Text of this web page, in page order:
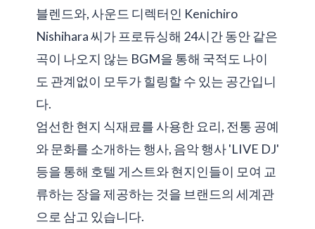
블렌드와, 사운드 디렉터인 Kenichiro
Nishihara 씨가 프로듀싱해 24시간 동안 같은
곡이 나오지 않는 BGM을 통해 국적도 나이
도 관계없이 모두가 힐링할 수 있는 공간입니
다.
엄선한 현지 식재료를 사용한 요리, 전통 공예
와 문화를 소개하는 행사, 음악 행사 'LIVE DJ'
등을 통해 호텔 게스트와 현지인들이 모여 교
류하는 장을 제공하는 것을 브랜드의 세계관
으로 삼고 있습니다.